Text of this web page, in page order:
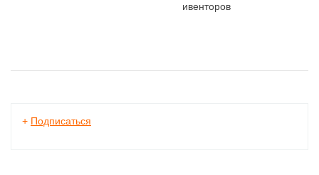
ивенторов
+ Подписаться